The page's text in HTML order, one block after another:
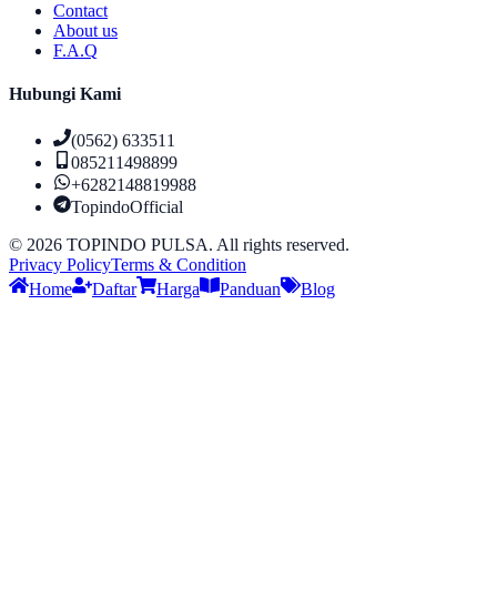
Contact
About us
F.A.Q
Hubungi Kami
(0562) 633511
085211498899
+6282148819988
TopindoOfficial
© 2026 TOPINDO PULSA. All rights reserved.
Privacy PolicyTerms & Condition
Home
Daftar Harga Panduan Blog